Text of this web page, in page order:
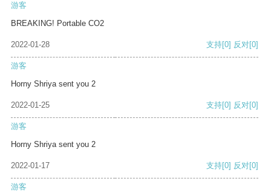
游客
BREAKING! Portable CO2
2022-01-28 支持[0] 反对[0]
游客
Horny Shriya sent you 2
2022-01-25 支持[0] 反对[0]
游客
Horny Shriya sent you 2
2022-01-17 支持[0] 反对[0]
游客